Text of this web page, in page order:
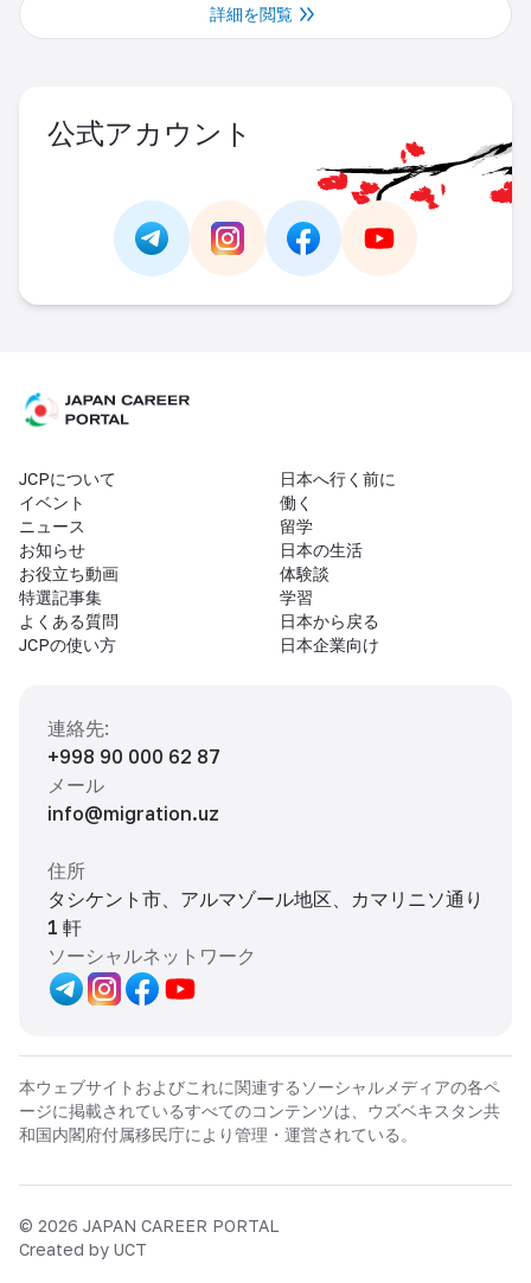
詳細を閲覧
公式アカウント
Link - https://t.me/https://
Link -
JCPについて
イベント
ニュース
お知らせ
お役立ち動画
特選記事集
よくある質問
JCPの使い方
日本へ行く前に
働く
留学
日本の生活
体験談
学習
日本から戻る
日本企業向け
連絡先:
+998 90 000 62 87
メール
info@migration.uz
住所
タシケント市、アルマゾール地区、カマリニソ通り
1 軒
ソーシャルネットワーク
本ウェブサイトおよびこれに関連するソーシャルメディアの各ペ
ージに掲載されているすべてのコンテンツは、ウズベキスタン共
和国内閣府付属移民庁により管理・運営されている。
© 2026 JAPAN CAREER PORTAL
Created by UCT